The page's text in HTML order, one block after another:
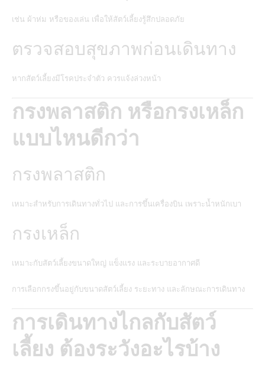
เช่น ผ้าห่ม หรือของเล่น เพื่อให้สัตว์เลี้ยงรู้สึกปลอดภัย
ตรวจสอบสุขภาพก่อนเดินทาง
หากสัตว์เลี้ยงมีโรคประจำตัว ควรแจ้งล่วงหน้า
กรงพลาสติก หรือกรงเหล็ก
แบบไหนดีกว่า
กรงพลาสติก
เหมาะสำหรับการเดินทางทั่วไป และการขึ้นเครื่องบิน เพราะน้ำหนักเบา
กรงเหล็ก
เหมาะกับสัตว์เลี้ยงขนาดใหญ่ แข็งแรง และระบายอากาศดี
การเลือกกรงขึ้นอยู่กับขนาดสัตว์เลี้ยง ระยะทาง และลักษณะการเดินทาง
การเดินทางไกลกับสัตว์
เลี้ยง ต้องระวังอะไรบ้าง